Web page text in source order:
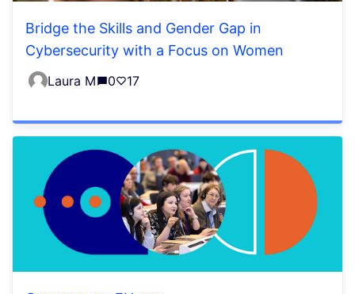
Bridge the Skills and Gender Gap in
Cybersecurity with a Focus on Women
Laura M 0 17